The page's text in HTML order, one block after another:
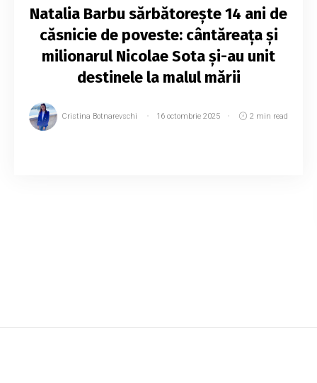
Natalia Barbu sărbătorește 14 ani de
căsnicie de poveste: cântăreața și
milionarul Nicolae Sota și-au unit
destinele la malul mării
Cristina Botnarevschi 16 octombrie 2025 2 min read